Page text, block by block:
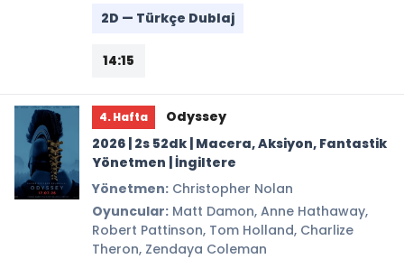
2D — Türkçe Dublaj
14:15
4. Hafta
Odyssey
2026 | 2s 52dk | Macera, Aksiyon, Fantastik
Yönetmen | İngiltere
Yönetmen: Christopher Nolan
Oyuncular: Matt Damon, Anne Hathaway,
Robert Pattinson, Tom Holland, Charlize
Theron, Zendaya Coleman